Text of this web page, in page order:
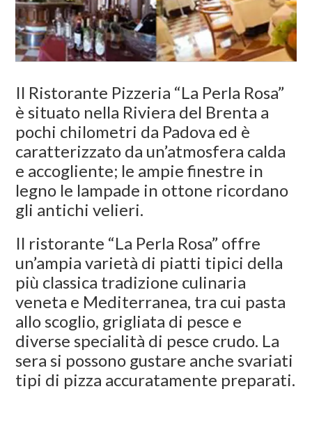
Il Ristorante Pizzeria “La Perla Rosa”
è situato nella Riviera del Brenta a
pochi chilometri da Padova ed è
caratterizzato da un’atmosfera calda
e accogliente; le ampie finestre in
legno le lampade in ottone ricordano
gli antichi velieri.
Il ristorante “La Perla Rosa” offre
un’ampia varietà di piatti tipici della
più classica tradizione culinaria
veneta e Mediterranea, tra cui pasta
allo scoglio, grigliata di pesce e
diverse specialità di pesce crudo. La
sera si possono gustare anche svariati
tipi di pizza accuratamente preparati.